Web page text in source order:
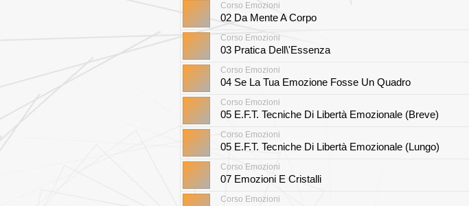
Corso Emozioni
02 Da Mente A Corpo
Corso Emozioni
03 Pratica Dell\'Essenza
Corso Emozioni
04 Se La Tua Emozione Fosse Un Quadro
Corso Emozioni
05 E.F.T. Tecniche Di Libertà Emozionale (Breve)
Corso Emozioni
05 E.F.T. Tecniche Di Libertà Emozionale (Lungo)
Corso Emozioni
07 Emozioni E Cristalli
Corso Emozioni